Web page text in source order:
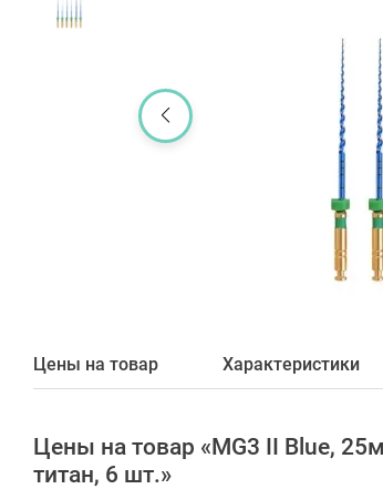
Цены на товар Характеристики
Цены на товар «MG3 II Blue,
титан, 6 шт.»